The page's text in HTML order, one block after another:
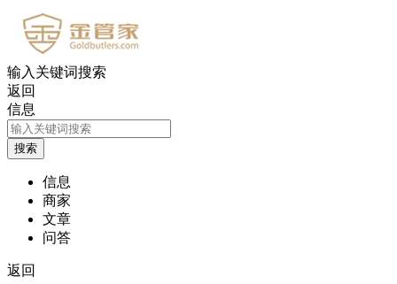
输入关键词搜索
返回
信息
信息
商家
文章
问答
返回